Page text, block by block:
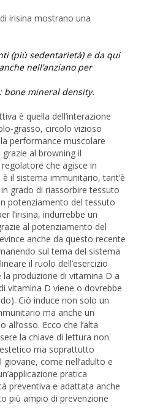
irisina mostrano una
(più sedentarietà) e da qui
nell’anziano per
bone mineral density.
è quella dell’interazione
grasso, circolo vizioso
performance muscolare
al browning il
che agisce in
il sistema immunitario, tant’è
grado di riassorbire tessuto
potenziamento del tessuto
l’irisina, indurrebbe un
al potenziamento del
anche da questo recente
sul tema del sistema
il ruolo dell’esercizio
produzione di vitamina D a
vitamina D viene o dovrebbe
Ciò induce non solo un
ma anche un
Ecco che l’alta
la chiave di lettura non
ma soprattutto
come nell’adulto e
pratica
preventiva e adattata anche
più ampio di prevenzione